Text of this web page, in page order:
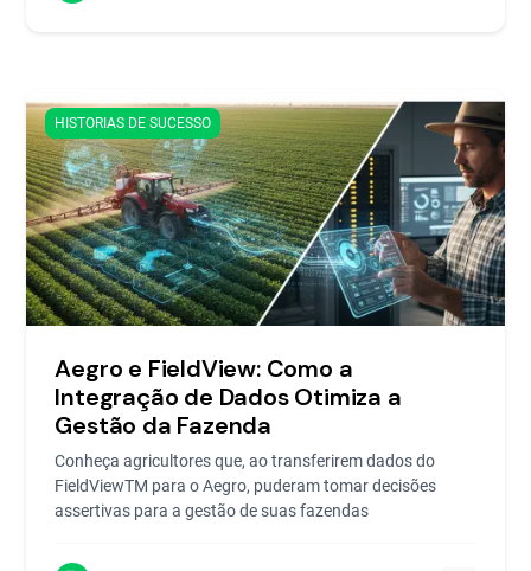
HISTORIAS DE SUCESSO
Aegro e FieldView: Como a
Integração de Dados Otimiza a
Gestão da Fazenda
Conheça agricultores que, ao transferirem dados do
FieldViewTM para o Aegro, puderam tomar decisões
assertivas para a gestão de suas fazendas